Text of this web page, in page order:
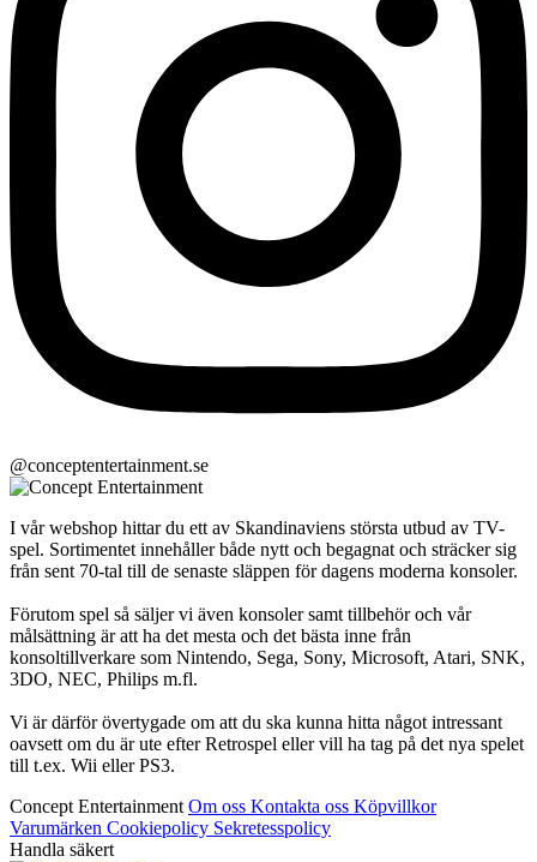
@conceptentertainment.se
I vår webshop hittar du ett av Skandinaviens största utbud av TV-
spel. Sortimentet innehåller både nytt och begagnat och sträcker sig
från sent 70-tal till de senaste släppen för dagens moderna konsoler.
Förutom spel så säljer vi även konsoler samt tillbehör och vår
målsättning är att ha det mesta och det bästa inne från
konsoltillverkare som Nintendo, Sega, Sony, Microsoft, Atari, SNK,
3DO, NEC, Philips m.fl.
Vi är därför övertygade om att du ska kunna hitta något intressant
oavsett om du är ute efter Retrospel eller vill ha tag på det nya spelet
till t.ex. Wii eller PS3.
Concept Entertainment Om oss Kontakta oss Köpvillkor
Varumärken Cookiepolicy Sekretesspolicy
Handla säkert